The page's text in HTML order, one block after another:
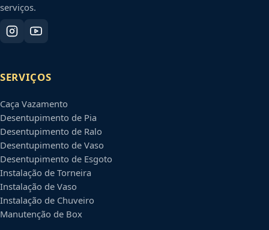
serviços.
SERVIÇOS
Caça Vazamento
Desentupimento de Pia
Desentupimento de Ralo
Desentupimento de Vaso
Desentupimento de Esgoto
Instalação de Torneira
Instalação de Vaso
Instalação de Chuveiro
Manutenção de Box